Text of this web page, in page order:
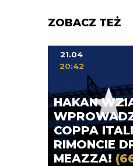
ZOBACZ TEŻ
HAKAN
COPPA
RIMONCIE
MEAZZA!
21.04
20:42